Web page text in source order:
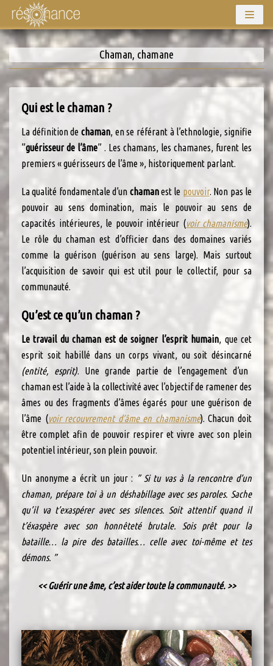
Aller
au
contenu
Chaman, chamane
Qui est le chaman ?
La définition de chaman, en se référant à l’ethnologie, signifie
”guérisseur de l’âme” . Les chamans, les chamanes, furent les
premiers « guérisseurs de l’âme », historiquement parlant.
La qualité fondamentale d’un chamanest le pouvoir. Non pas le
pouvoir au sens domination, mais le pouvoir au sens de
capacités intérieures, le pouvoir intérieur (voir chamanisme).
Le rôle du chaman est d’officier dans des domaines variés
comme la guérison (guérison au sens large). Mais surtout
l’acquisition de savoir qui est util pour le collectif, pour sa
communauté.
Qu’est ce qu’un chaman ?
Le travail du chaman est de soigner l’esprit humain , que cet
esprit soit habillé dans un corps vivant, ou soit désincarné
(entité, esprit). Une grande partie de l’engagement d’un
chaman est l’aide à la collectivité avec l’objectif de ramener des
âmes ou des fragments d’âmes égarés pour une guérison de
l’âme (voir recouvrement d’âme en chamanisme). Chacun doit
être complet afin de pouvoir respirer et vivre avec son plein
potentiel intérieur, son plein pouvoir.
Un anonyme a écrit un jour : ” Si tu vas à la rencontre d’un
chaman, prépare toi à un déshabillage avec ses paroles. Sache
qu’il va t’exaspérer avec ses silences. Soit attentif quand il
t’éxaspère avec son honnêteté brutale. Sois prêt pour la
bataille… la pire des batailles… celle avec toi-même et tes
démons. ”
<< Guérir une âme, c’est aider toute la communauté. >>